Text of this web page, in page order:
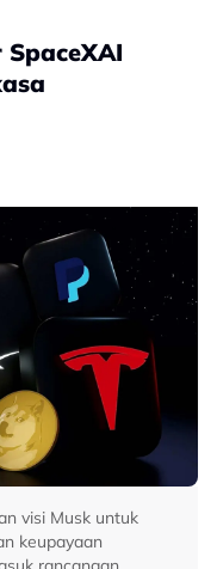
visi Musk untuk
keupayaan